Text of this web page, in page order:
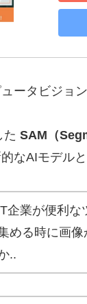
ータビジョ
た SAM（
なAIモデル
企業が便利な
める時に画
..